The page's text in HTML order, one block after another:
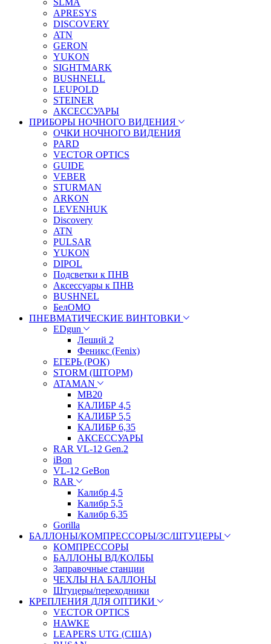
APRESYS
DISCOVERY
ATN
GERON
YUKON
SIGHTMARK
BUSHNELL
LEUPOLD
STEINER
АКСЕССУАРЫ
ПРИБОРЫ НОЧНОГО ВИДЕНИЯ
ОЧКИ НОЧНОГО ВИДЕНИЯ
PARD
VECTOR OPTICS
GUIDE
VEBER
STURMAN
ARKON
LEVENHUK
Discovery
ATN
PULSAR
YUKON
DIPOL
Подсветки к ПНВ
Аксессуары к ПНВ
BUSHNEL
БелОМО
ПНЕВМАТИЧЕСКИЕ ВИНТОВКИ
EDgun
Леший 2
Феникс (Fenix)
ЕГЕРЬ (РОК)
STORM (ШТОРМ)
ATAMAN
МВ20
КАЛИБР 4,5
КАЛИБР 5,5
КАЛИБР 6,35
АКСЕССУАРЫ
RAR VL-12 Gen.2
iBon
VL-12 GeBon
RAR
Калибр 4,5
Калибр 5,5
Калибр 6,35
Gorilla
БАЛЛОНЫ/КОМПРЕССОРЫ/ЗС/ШТУЦЕРЫ
КОМПРЕССОРЫ
БАЛЛОНЫ ВД/КОЛБЫ
Заправочные станции
ЧЕХЛЫ НА БАЛЛОНЫ
Штуцеры/переходники
КРЕПЛЕНИЯ ДЛЯ ОПТИКИ
VECTOR OPTICS
HAWKE
LEAPERS UTG (США)